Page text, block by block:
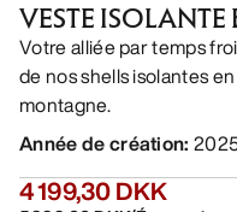
VESTE ISOLANTE
Votre alliée par temps
de nos shells isolantes
montagne.
Année de création:
4 199,30 DKK